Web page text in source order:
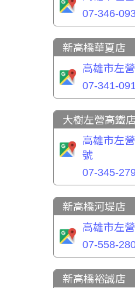
07-346-
新高橋華夏店
高雄市左
07-341-
大樹左營高鐵
高雄市左
號
07-345-
新高橋河堤店
高雄市左
07-558-
新高橋裕誠店